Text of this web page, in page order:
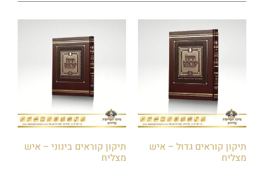
תיקון קוראים גדול – איש
מצליח
תיקון קוראים בינוני – איש
מצליח